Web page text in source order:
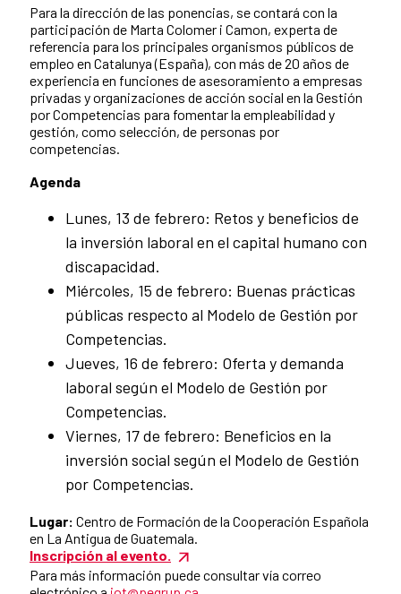
Para la dirección de las ponencias, se contará con la
participación de Marta Colomer i Camon, experta de
referencia para los principales organismos públicos de
empleo en Catalunya (España), con más de 20 años de
experiencia en funciones de asesoramiento a empresas
privadas y organizaciones de acción social en la Gestión
por Competencias para fomentar la empleabilidad y
gestión, como selección, de personas por
competencias.
Agenda
Lunes, 13 de febrero: Retos y beneficios de
la inversión laboral en el capital humano con
discapacidad.
Miércoles, 15 de febrero: Buenas prácticas
públicas respecto al Modelo de Gestión por
Competencias.
Jueves, 16 de febrero: Oferta y demanda
laboral según el Modelo de Gestión por
Competencias.
Viernes, 17 de febrero: Beneficios en la
inversión social según el Modelo de Gestión
por Competencias.
Lugar: Centro de Formación de la Cooperación Española
en La Antigua de Guatemala.
Inscripción al evento.
Para más información puede consultar vía correo